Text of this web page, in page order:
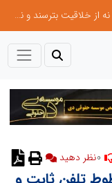
آینده پوشاک ایران به مدیران نابغه‌ای نیاز دارد که نه از خلاقیت بترسند و نه بروکراسی
نظر دهید